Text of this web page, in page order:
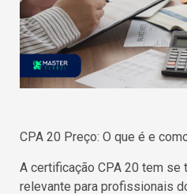
CPA 20 Preço: O que é e
A certificação CPA 20 tem se
relevante para profissionais